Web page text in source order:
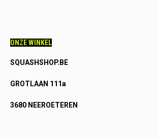
ONZE WINKEL
SQUASHSHOP.BE
GROTLAAN 111a
3680 NEEROETEREN